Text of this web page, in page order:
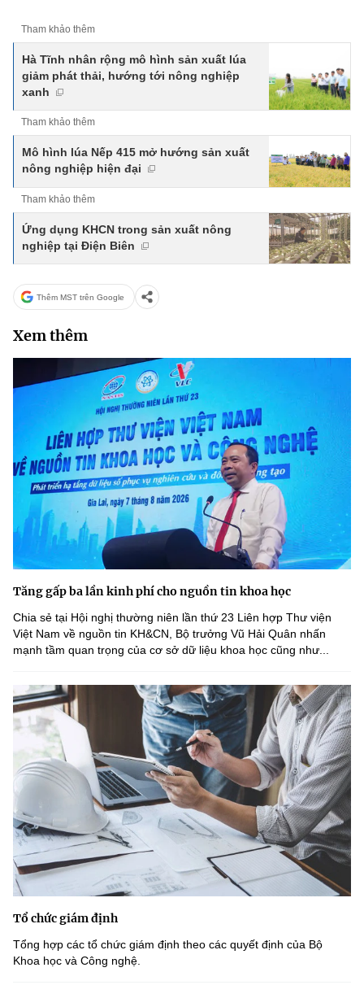
Tham khảo thêm
Hà Tĩnh nhân rộng mô hình sản xuất lúa
giảm phát thải, hướng tới nông nghiệp
xanh
Tham khảo thêm
Mô hình lúa Nếp 415 mở hướng sản xuất
nông nghiệp hiện đại
Tham khảo thêm
Ứng dụng KHCN trong sản xuất nông
nghiệp tại Điện Biên
Thêm MST trên Google
Xem thêm
Tăng gấp ba lần kinh phí cho nguồn tin khoa học
Chia sẻ tại Hội nghị thường niên lần thứ 23 Liên hợp Thư viện
Việt Nam về nguồn tin KH&CN, Bộ trưởng Vũ Hải Quân nhấn
mạnh tầm quan trọng của cơ sở dữ liệu khoa học cũng như...
Tổ chức giám định
Tổng hợp các tổ chức giám định theo các quyết định của Bộ
Khoa học và Công nghệ.